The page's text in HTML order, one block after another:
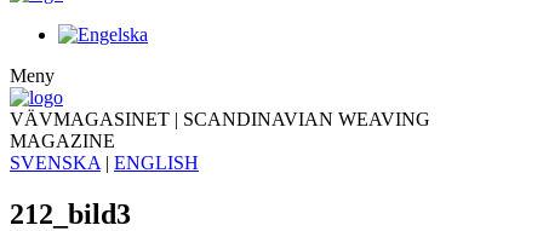
Meny
VÄVMAGASINET | SCANDINAVIAN WEAVING
MAGAZINE
SVENSKA | ENGLISH
212_bild3